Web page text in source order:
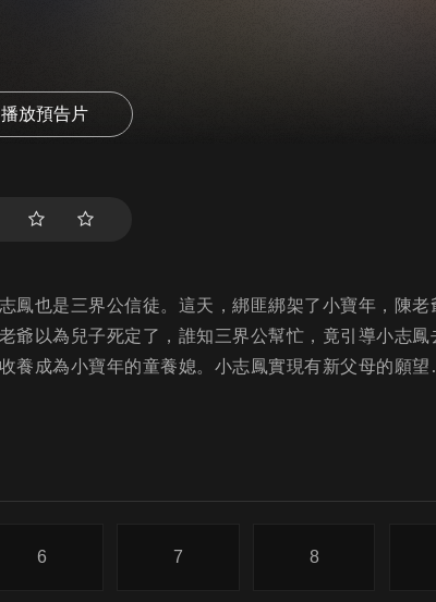
播放預告片
鳳也是三界公信徒。這天，綁匪綁架了小寶年，陳
爺以為兒子死定了，誰知三界公幫忙，竟引導小志
養成為小寶年的童養媳。小志鳳實現有新父母的願
6 7 8